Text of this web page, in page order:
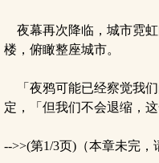
夜幕再次降临，城市霓
楼，俯瞰整座城市。
「夜鸦可能已经察觉我
定，「但我们不会退缩，
-->>(第1/3页)（本章未完，